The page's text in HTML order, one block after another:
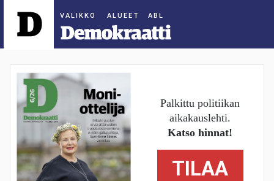
ALUEET
Palkittu politiikan
aikakauslehti.
Katso hinnat!
TILAA